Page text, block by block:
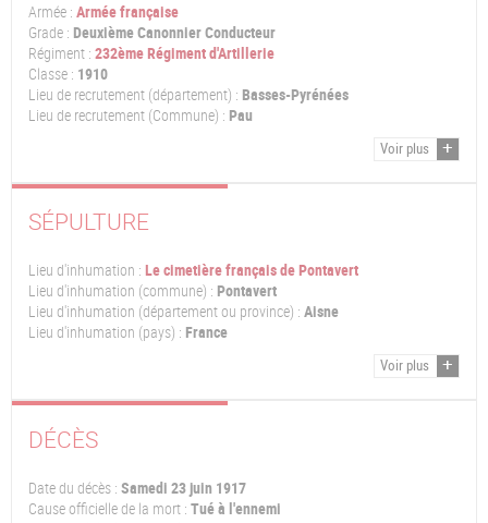
Armée : Armée française
Grade : Deuxième Canonnier Conducteur
Régiment : 232ème Régiment d'Artillerie
Classe : 1910
Lieu de recrutement (département) : Basses-Pyrénées
Lieu de recrutement (Commune) : Pau
Voir plus
SÉPULTURE
Lieu d'inhumation : Le cimetière français de Pontavert
Lieu d'inhumation (commune) : Pontavert
Lieu d'inhumation (département ou province) : Aisne
Lieu d'inhumation (pays) : France
Voir plus
DÉCÈS
Date du décès : Samedi 23 juin 1917
Cause officielle de la mort : Tué à l'ennemi